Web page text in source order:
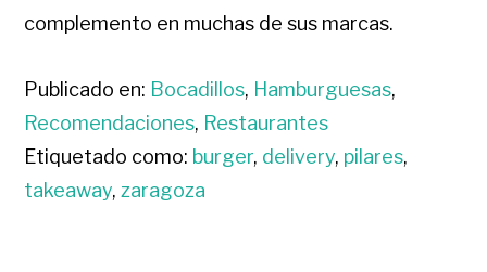
complemento en muchas de sus marcas.
Publicado en: Bocadillos, Hamburguesas,
Recomendaciones, Restaurantes
Etiquetado como: burger, delivery, pilares,
takeaway,zaragoza